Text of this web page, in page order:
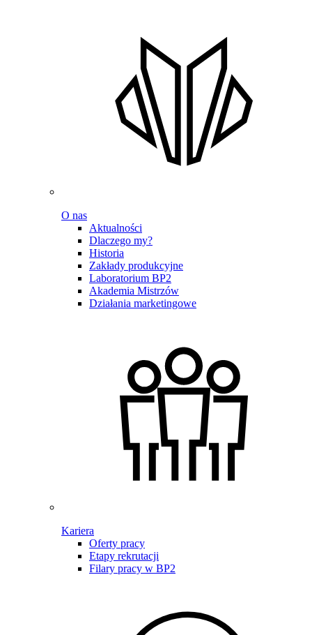
O nas
Aktualności
Dlaczego my?
Historia
Zakłady produkcyjne
Laboratorium BP2
Akademia Mistrzów
Działania marketingowe
Kariera
Oferty pracy
Etapy rekrutacji
Filary pracy w BP2